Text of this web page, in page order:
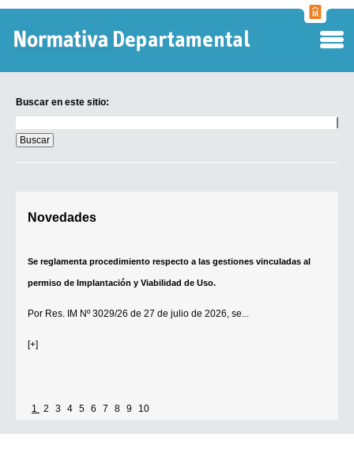
Buscar en este sitio:
en
este
sitio:
Novedades
Se reglamenta procedimiento respecto a las gestiones vinculadas al
permiso de Implantación y Viabilidad de Uso.
Por Res. IM Nº 3029/26 de 27 de julio de 2026, se...
[+]
1 2 3 4 5 6 7 8 9 10